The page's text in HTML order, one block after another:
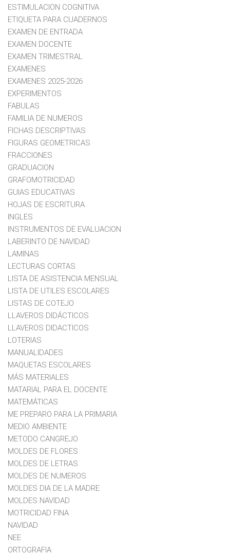
ESTIMULACION COGNITIVA
ETIQUETA PARA CUADERNOS
EXAMEN DE ENTRADA
EXAMEN DOCENTE
EXAMEN TRIMESTRAL
EXAMENES
EXAMENES 2025-2026
EXPERIMENTOS
FABULAS
FAMILIA DE NUMEROS
FICHAS DESCRIPTIVAS
FIGURAS GEOMETRICAS
FRACCIONES
GRADUACION
GRAFOMOTRICIDAD
GUIAS EDUCATIVAS
HOJAS DE ESCRITURA
INGLES
INSTRUMENTOS DE EVALUACION
LABERINTO DE NAVIDAD
LAMINAS
LECTURAS CORTAS
LISTA DE ASISTENCIA MENSUAL
LISTA DE UTILES ESCOLARES
LISTAS DE COTEJO
LLAVEROS DIDÁCTICOS
LLAVEROS DIDACTICOS
LOTERIAS
MANUALIDADES
MAQUETAS ESCOLARES
MÁS MATERIALES
MATARIAL PARA EL DOCENTE
MATEMÁTICAS
ME PREPARO PARA LA PRIMARIA
MEDIO AMBIENTE
METODO CANGREJO
MOLDES DE FLORES
MOLDES DE LETRAS
MOLDES DE NUMEROS
MOLDES DIA DE LA MADRE
MOLDES NAVIDAD
MOTRICIDAD FINA
NAVIDAD
NEE
ORTOGRAFIA